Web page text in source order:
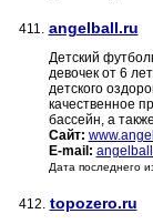
411. angelball.ru
Детский
девочек от 6
детского
качественное
бассейн, а
Сайт:
E-mail:
Дата последнего
412. topozero.ru